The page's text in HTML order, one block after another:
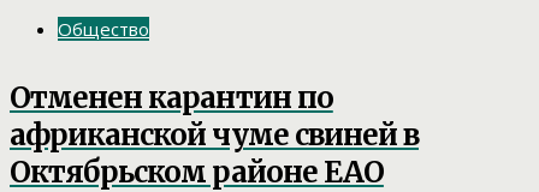
Общество
Отменен карантин по
африканской чуме свиней в
Октябрьском районе ЕАО